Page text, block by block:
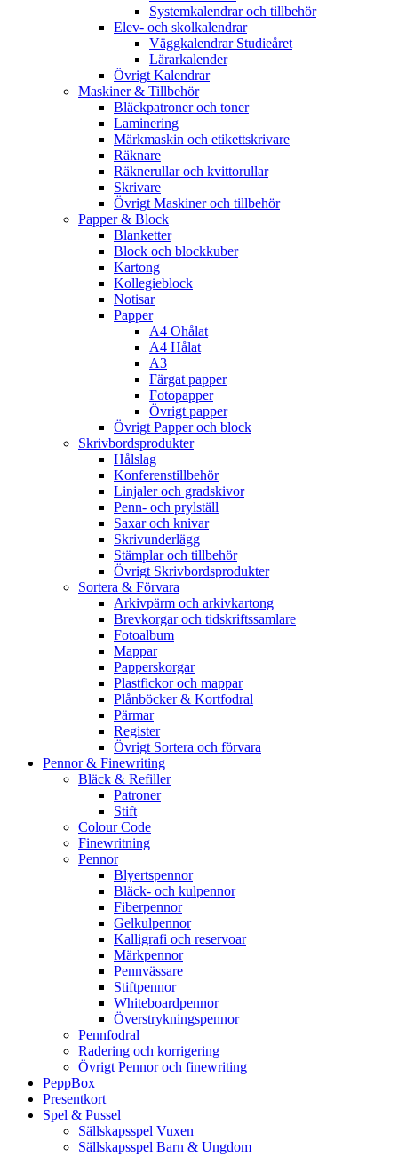
Systemkalendrar och tillbehör
Elev- och skolkalendrar
Väggkalendrar Studieåret
Lärarkalender
Övrigt Kalendrar
Maskiner & Tillbehör
Bläckpatroner och toner
Laminering
Märkmaskin och etikettskrivare
Räknare
Räknerullar och kvittorullar
Skrivare
Övrigt Maskiner och tillbehör
Papper & Block
Blanketter
Block och blockkuber
Kartong
Kollegieblock
Notisar
Papper
A4 Ohålat
A4 Hålat
A3
Färgat papper
Fotopapper
Övrigt papper
Övrigt Papper och block
Skrivbordsprodukter
Hålslag
Konferenstillbehör
Linjaler och gradskivor
Penn- och prylställ
Saxar och knivar
Skrivunderlägg
Stämplar och tillbehör
Övrigt Skrivbordsprodukter
Sortera & Förvara
Arkivpärm och arkivkartong
Brevkorgar och tidskriftssamlare
Fotoalbum
Mappar
Papperskorgar
Plastfickor och mappar
Plånböcker & Kortfodral
Pärmar
Register
Övrigt Sortera och förvara
Pennor & Finewriting
Bläck & Refiller
Patroner
Stift
Colour Code
Finewritning
Pennor
Blyertspennor
Bläck- och kulpennor
Fiberpennor
Gelkulpennor
Kalligrafi och reservoar
Märkpennor
Pennvässare
Stiftpennor
Whiteboardpennor
Överstrykningspennor
Pennfodral
Radering och korrigering
Övrigt Pennor och finewriting
PeppBox
Presentkort
Spel & Pussel
Sällskapsspel Vuxen
Sällskapsspel Barn & Ungdom